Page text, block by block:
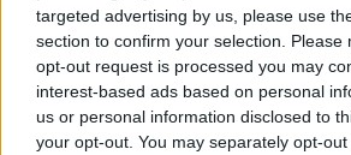
targeted advertising by us, please use
section to confirm your selection. Please
opt-out request is processed you may
interest-based ads based on personal
us or personal information disclosed to
your opt-out. You may separately opt-